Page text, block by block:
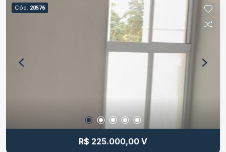
comodidade para você e sua família. Localizado
em um bairro tranquilo e seguro, o Vila Nova
Aliança é uma excelente opção para quem busca
qualidade de vida. Com fácil acesso às principais
vias da cidade, você estará próximo a escolas,
supermercados, farmácias e comércios em geral.
Não perca essa oportunidade! Agende agora
mesmo uma visita e venha conhecer este incrível
Cód. 20576
R$ 225.000,00 V